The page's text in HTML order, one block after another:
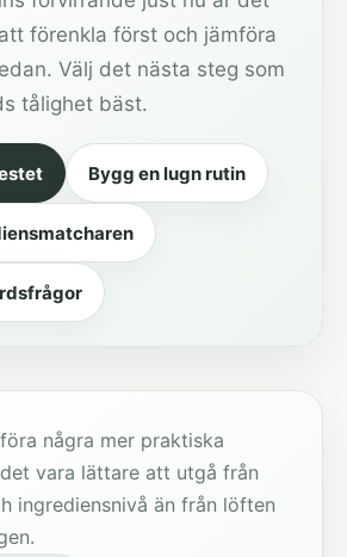
förenkla först och jämföra
Välj det nästa steg som
tålighet bäst.
Bygg en lugn rutin
några mer praktiska
vara lättare att utgå från
ingrediensnivå än från löften